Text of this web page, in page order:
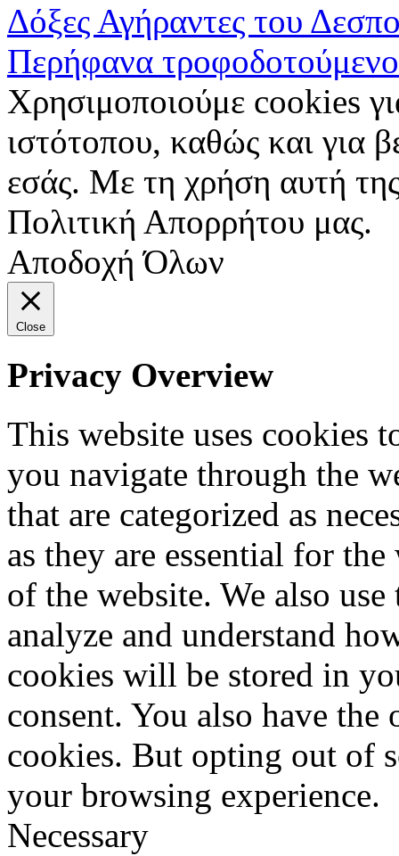
Δόξες Αγήραντες του
Περήφανα
Χρησιμοποιούμε cookies
ιστότοπου, καθώς και για
εσάς. Με τη χρήση αυτή
Πολιτική Απορρήτου μας.
Αποδοχή Όλων
Close
Privacy Overview
This website uses cookies
you navigate through the
that are categorized as
as they are essential for
of the website. We also
analyze and understand
cookies will be stored in
consent. You also have
cookies. But opting out of
your browsing experience.
Necessary